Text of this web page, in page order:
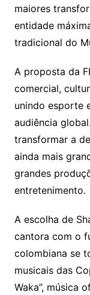
maiores
entidade
tradicional do
A proposta da
comercial,
unindo esporte
audiência
transformar a
ainda mais
grandes
entretenimento.
A escolha de
cantora com o
colombiana se
musicais das
Waka”, música